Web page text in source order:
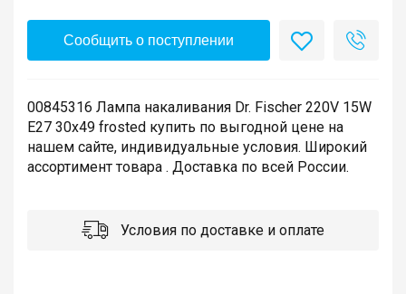
Сообщить о поступлении
00845316 Лампа накаливания Dr. Fischer 220V 15W
E27 30x49 frosted купить по выгодной цене на
нашем сайте, индивидуальные условия. Широкий
ассортимент товара . Доставка по всей России.
Условия по доставке и оплате